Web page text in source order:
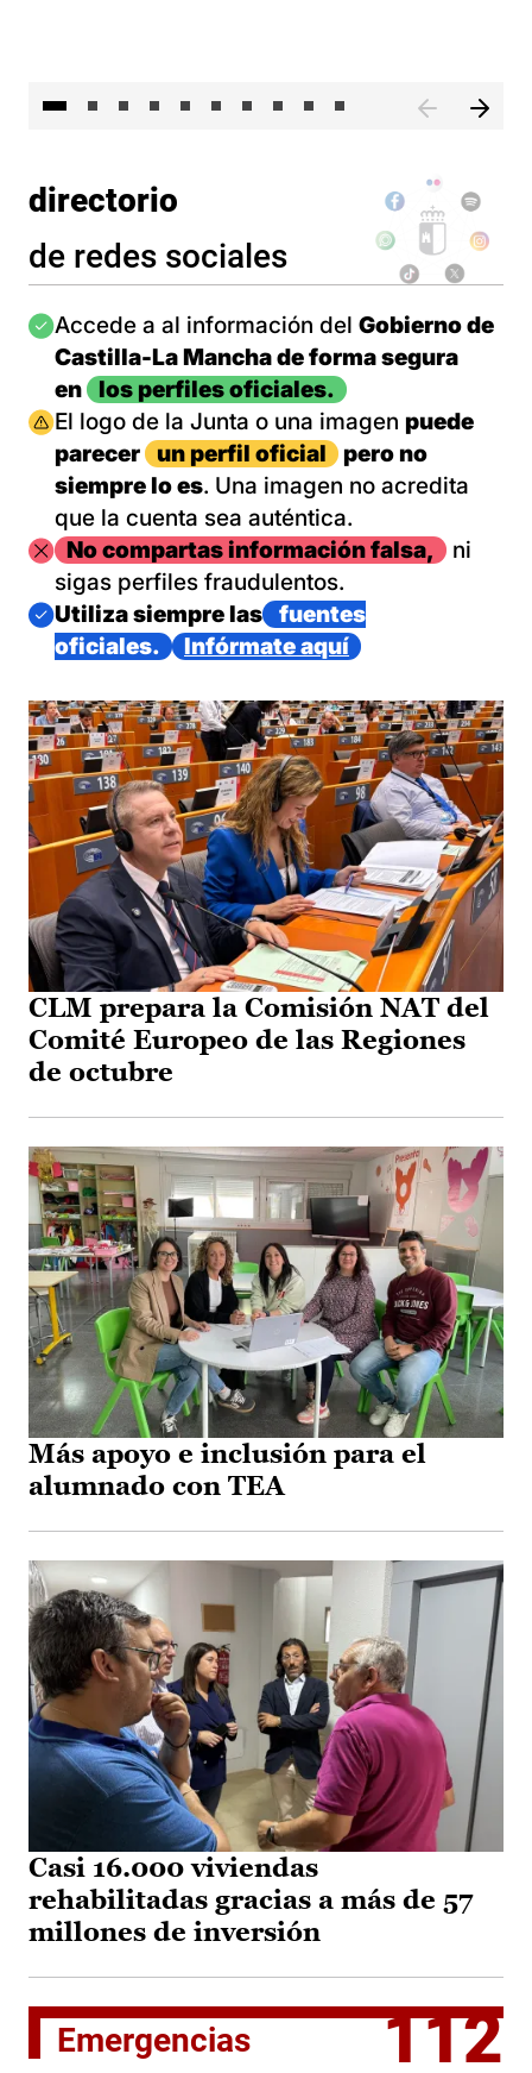
directorio
de redes sociales
Imagen
Accede a al información del Gobierno de
Castilla-La Mancha de forma segura
en
los perfiles oficiales.
Imagen
El logo de la Junta o una imagen puede
parecer
un perfil oficial
pero no
siempre lo es. Una imagen no acredita
que la cuenta sea auténtica.
ImagenNo compartas información falsa,
ni
sigas perfiles fraudulentos.
Imagen
Utiliza siempre las
fuentes
oficiales.
Infórmate aquí
CLM prepara la Comisión NAT del
Comité Europeo de las Regiones
de octubre
Más apoyo e inclusión para el
alumnado con TEA
Casi 16.000 viviendas
rehabilitadas gracias a más de 57
millones de inversión
Emergencias 112